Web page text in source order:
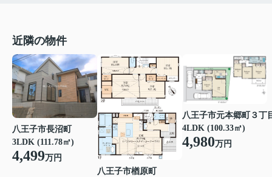
近隣の物件
八王子市長沼町
3LDK (111.78㎡)
4,499万円
八王子市楢原町
八王子市元本郷町３丁
4LDK (100.33㎡)
4,980万円